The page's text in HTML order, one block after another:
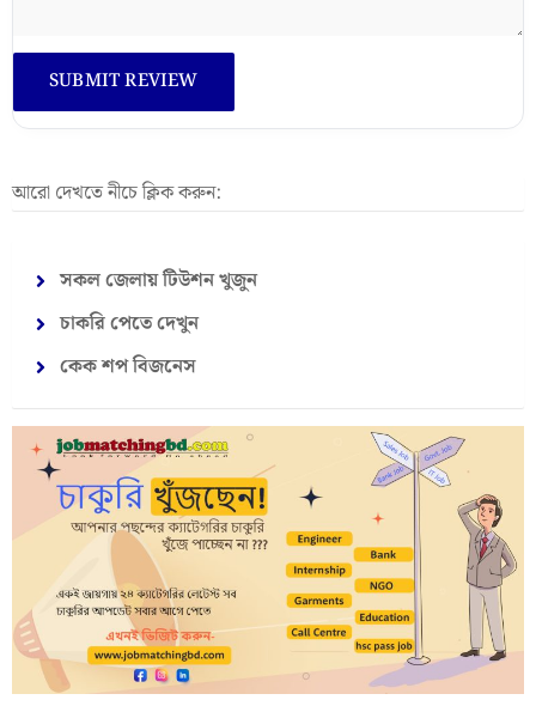
আরো দেখতে নীচে ক্লিক করুন:
সকল জেলায় টিউশন খুজুন
চাকরি পেতে দেখুন
কেক শপ বিজনেস